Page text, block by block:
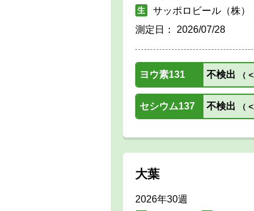
サッポロビール（株）
測定日： 2026/07/28
ヨウ素131 不検出 （
セシウム137 不検出 （
大葉
2026年30週